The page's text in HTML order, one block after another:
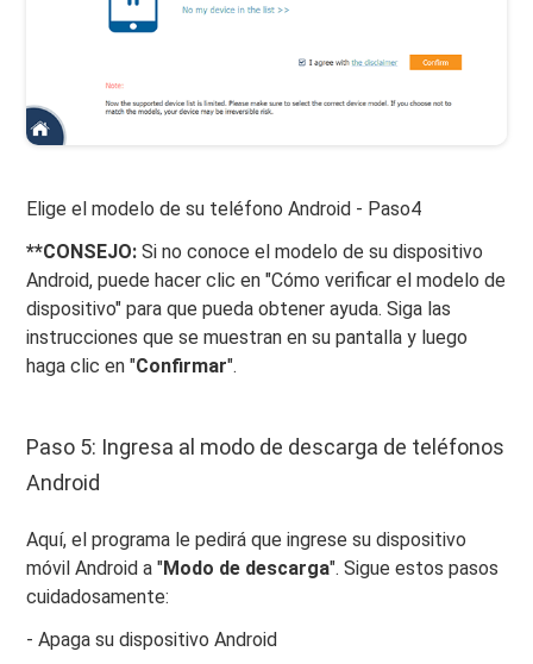
Elige el modelo de su teléfono Android - Paso4
**CONSEJO: Si no conoce el modelo de su dispositivo
Android, puede hacer clic en "Cómo verificar el modelo de
dispositivo" para que pueda obtener ayuda. Siga las
instrucciones que se muestran en su pantalla y luego
haga clic en "Confirmar".
Paso 5: Ingresa al modo de descarga de teléfonos
Android
Aquí, el programa le pedirá que ingrese su dispositivo
móvil Android a "Modo de descarga". Sigue estos pasos
cuidadosamente:
- Apaga su dispositivo Android